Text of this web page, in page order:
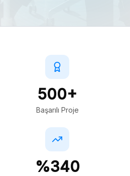
500+
Başarılı Proje
%340